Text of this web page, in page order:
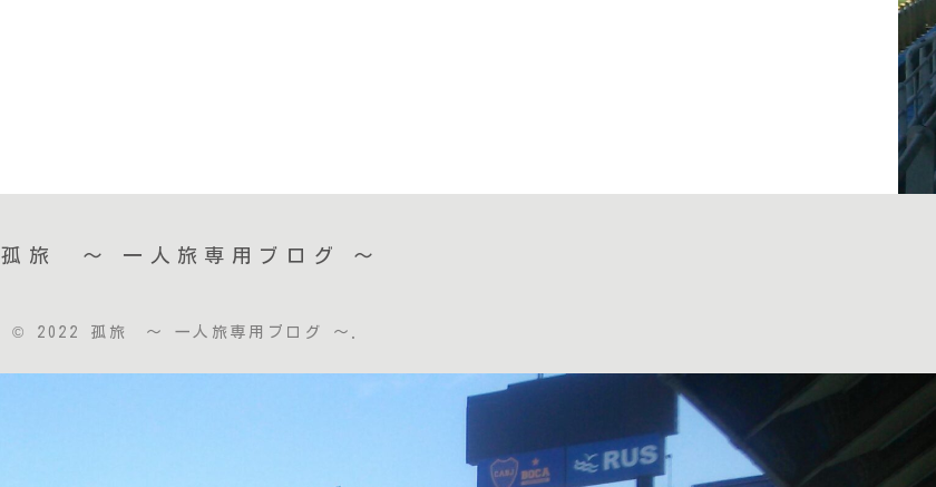
孤旅 〜 一人旅専用ブログ ～
© 2022 孤旅 〜 一人旅専用ブログ ～.